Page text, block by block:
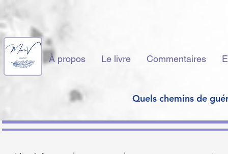
À propos Le livre Commentaires
Quels chemins de